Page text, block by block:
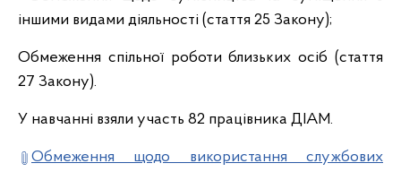
іншими видами діяльності (стаття 25 Закону);
Обмеження спільної роботи близьких осіб (стаття
27 Закону).
У навчанні взяли участь 82 працівника ДІАМ.
Обмеження щодо використання службових